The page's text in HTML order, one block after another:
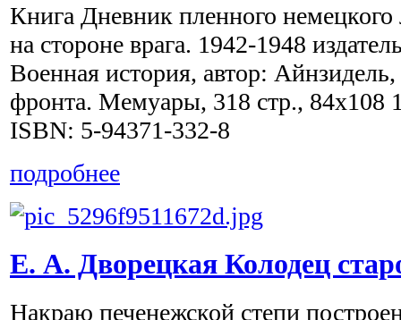
Книга Дневник пленного немецкого
на стороне врага. 1942-1948
Военная история, автор:
фронта. Мемуары, 318 стр., 84x108
ISBN: 5-94371-332-8
подробнее
Е. А. Дворецкая Колодец
Накраю печенежской степи